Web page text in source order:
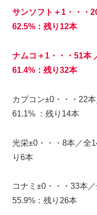
サンソフト＋1・・・
62.5%：残り12本
ナムコ＋1・・・51本
61.4%：残り32本
カプコン±0・・・22
61.1% ：残り14本
光栄±0・・・8本／全
り6本
コナミ±0・・・33本
55.9%：残り26本